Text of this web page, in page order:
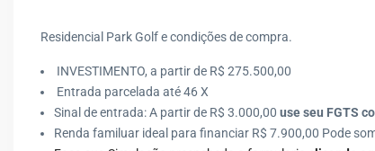
Residencial Park Golf e condições de compra.
INVESTIMENTO, a partir de R$ 275.500,00
️ Entrada parcelada até 46 X
Sinal de entrada: A partir de R$ 3.000,00 use seu FGTS
Renda familuar ideal para financiar R$ 7.900,00 Pode